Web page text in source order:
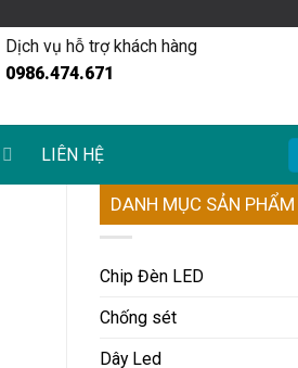
Dịch vụ hỗ trợ khách hàng
0986.474.671
LIÊN HỆ
DANH MỤC SẢN PHẨM
Chip Đèn LED
Chống sét
Dây Led